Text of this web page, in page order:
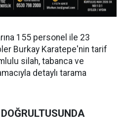
155 personel ile 23
Burkay Karatepe'nin tarif
silah, tabanca ve
detaylı tarama